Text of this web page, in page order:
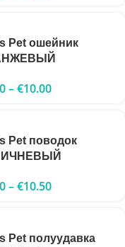
Pet ошейник
–€10.00
Pet поводок
–€10.50
Pet полуудавка